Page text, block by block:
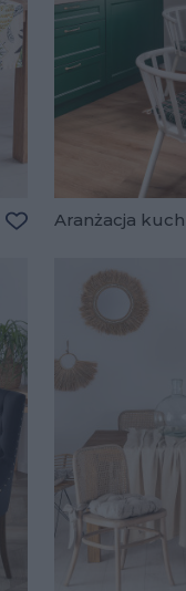
Aranżacja